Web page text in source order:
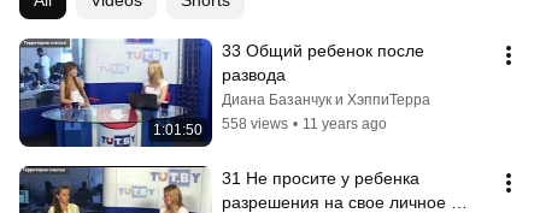
1:01:50
33 Общий ребенок после
развода
Диана Базанчук и ХэппиТерра
558 views • 11 years ago
31 Не просите у ребенка
разрешения на свое личное